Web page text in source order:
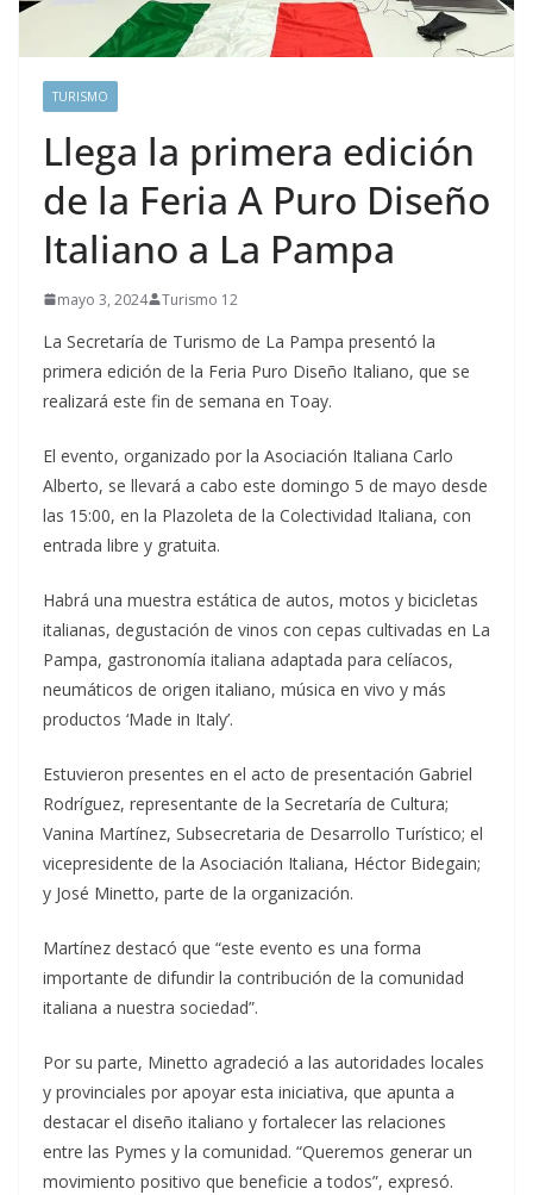
TURISMO
Llega la primera edición
de la Feria A Puro Diseño
Italiano a La Pampa
mayo 3, 2024 Turismo 12
La Secretaría de Turismo de La Pampa presentó la
primera edición de la Feria Puro Diseño Italiano, que se
realizará este fin de semana en Toay.
El evento, organizado por la Asociación Italiana Carlo
Alberto, se llevará a cabo este domingo 5 de mayo desde
las 15:00, en la Plazoleta de la Colectividad Italiana, con
entrada libre y gratuita.
Habrá una muestra estática de autos, motos y bicicletas
italianas, degustación de vinos con cepas cultivadas en La
Pampa, gastronomía italiana adaptada para celíacos,
neumáticos de origen italiano, música en vivo y más
productos ‘Made in Italy’.
Estuvieron presentes en el acto de presentación Gabriel
Rodríguez, representante de la Secretaría de Cultura;
Vanina Martínez, Subsecretaria de Desarrollo Turístico; el
vicepresidente de la Asociación Italiana, Héctor Bidegain;
y José Minetto, parte de la organización.
Martínez destacó que “este evento es una forma
importante de difundir la contribución de la comunidad
italiana a nuestra sociedad”.
Por su parte, Minetto agradeció a las autoridades locales
y provinciales por apoyar esta iniciativa, que apunta a
destacar el diseño italiano y fortalecer las relaciones
entre las Pymes y la comunidad. “Queremos generar un
movimiento positivo que beneficie a todos”, expresó.